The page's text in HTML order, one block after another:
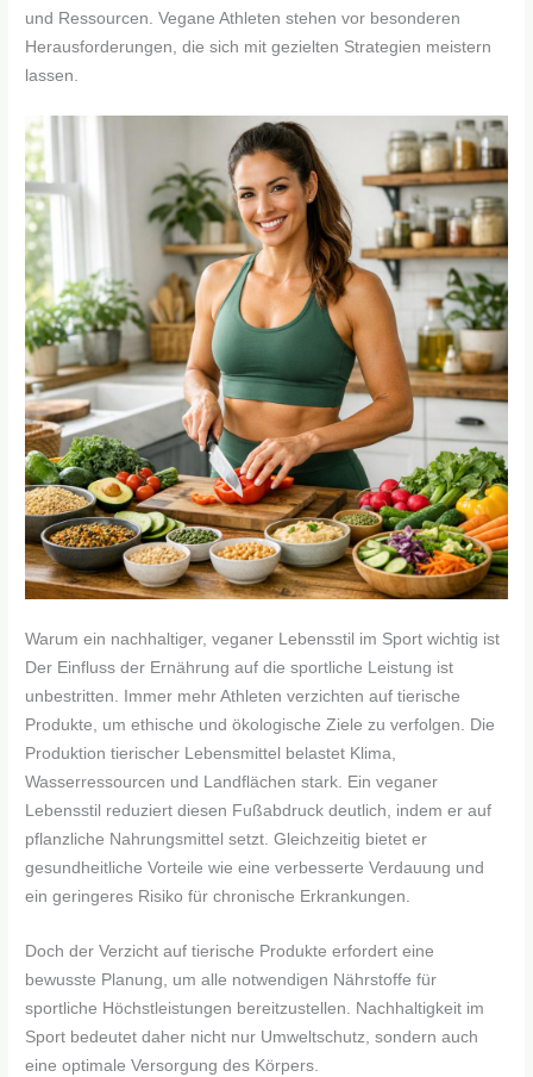
und Ressourcen. Vegane Athleten stehen vor besonderen
Herausforderungen, die sich mit gezielten Strategien meistern
lassen.
Warum ein nachhaltiger, veganer Lebensstil im Sport wichtig ist
Der Einfluss der Ernährung auf die sportliche Leistung ist
unbestritten. Immer mehr Athleten verzichten auf tierische
Produkte, um ethische und ökologische Ziele zu verfolgen. Die
Produktion tierischer Lebensmittel belastet Klima,
Wasserressourcen und Landflächen stark. Ein veganer
Lebensstil reduziert diesen Fußabdruck deutlich, indem er auf
pflanzliche Nahrungsmittel setzt. Gleichzeitig bietet er
gesundheitliche Vorteile wie eine verbesserte Verdauung und
ein geringeres Risiko für chronische Erkrankungen.
Doch der Verzicht auf tierische Produkte erfordert eine
bewusste Planung, um alle notwendigen Nährstoffe für
sportliche Höchstleistungen bereitzustellen. Nachhaltigkeit im
Sport bedeutet daher nicht nur Umweltschutz, sondern auch
eine optimale Versorgung des Körpers.